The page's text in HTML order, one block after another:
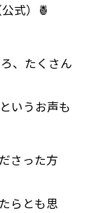
式）🍍
、たくさん
いうお声も
さった方
らとも思